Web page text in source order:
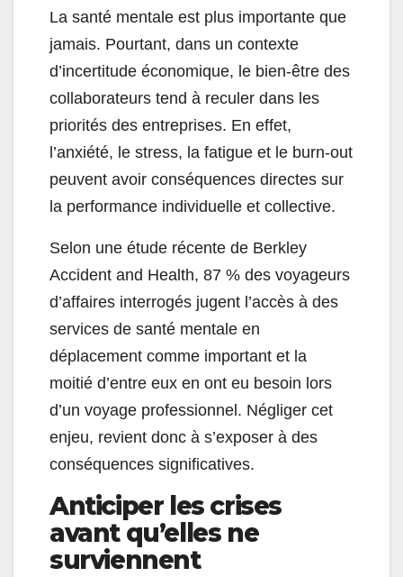
La santé mentale est plus importante que
jamais. Pourtant, dans un contexte
d’incertitude économique, le bien-être des
collaborateurs tend à reculer dans les
priorités des entreprises. En effet,
l’anxiété, le stress, la fatigue et le burn-out
peuvent avoir conséquences directes sur
la performance individuelle et collective.
Selon une étude récente de Berkley
Accident and Health, 87 % des voyageurs
d’affaires interrogés jugent l’accès à des
services de santé mentale en
déplacement comme important et la
moitié d’entre eux en ont eu besoin lors
d’un voyage professionnel. Négliger cet
enjeu, revient donc à s’exposer à des
conséquences significatives.
Anticiper les crises
avant qu’elles ne
surviennent